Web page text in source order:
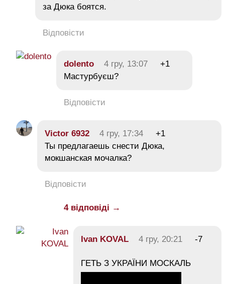
за Дюка боятся.
Відповісти
dolento 4 гру, 13:07
+1
Мастурбуєш?
Відповісти
Victor 6932 4 гру, 17:34
+1
Ты предлагаешь снести Дюка,
мокшанская мочалка?
Відповісти
4 відповіді →
Ivan KOVAL 4 гру, 20:21 -7
ГЕТЬ З УКРАЇНИ МОСКАЛЬ